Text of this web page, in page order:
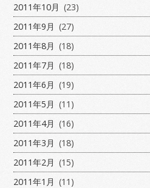
2011年10月 (23)
2011年9月 (27)
2011年8月 (18)
2011年7月 (18)
2011年6月 (19)
2011年5月 (11)
2011年4月 (16)
2011年3月 (18)
2011年2月 (15)
2011年1月 (11)